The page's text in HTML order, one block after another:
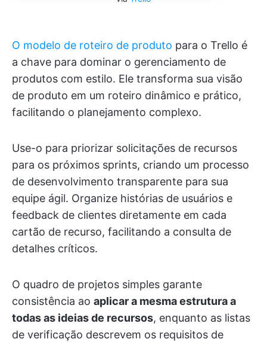
O modelo de roteiro de produto para o Trello é
a chave para dominar o gerenciamento de
produtos com estilo. Ele transforma sua visão
de produto em um roteiro dinâmico e prático,
facilitando o planejamento complexo.
Use-o para priorizar solicitações de recursos
para os próximos sprints, criando um processo
de desenvolvimento transparente para sua
equipe ágil. Organize histórias de usuários e
feedback de clientes diretamente em cada
cartão de recurso, facilitando a consulta de
detalhes críticos.
O quadro de projetos simples garante
consistência ao aplicar a mesma estrutura a
todas as ideias de recursos, enquanto as listas
de verificação descrevem os requisitos de